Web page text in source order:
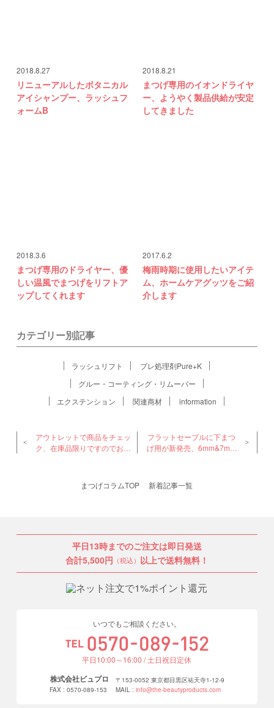
2018.8.27
リニューアルしたボタニカル
アイシャンプー、ラッシュフ
ォームB
2018.8.21
まつげ専用のイオンドライヤ
ー、ようやく製品供給が安定
してきました
2018.3.6
まつげ専用のドライヤー、優
しい温風でまつげをリフトア
ップしてくれます
2017.6.2
梅雨時期に使用したいアイテ
ム、ホームケアグッツをご紹
介します
カテゴリー別記事
ラッシュリフト
プレ処理剤Pure+K
グルー・コーティング・リムーバー
エクステンション
関連商材 information
アウトレットで商品をチェッ
ク、在庫品限りですのでお早
フラットセーブルに下まつ
げ用が新発売、6mm&7mm
まつげコラムTOP 新着記事一覧
平日13時までのご注文は即日発送
合計5,500円 （税込） 以上で送料無料！
いつでもご相談ください。
平日10:00～16:00 / 土日祝日定休
株式会社ビュプロ
〒153-0052 東京都目黒区祐天寺1-12-9
FAX : 0570-089-153
MAIL : info@the-beautyproducts.com